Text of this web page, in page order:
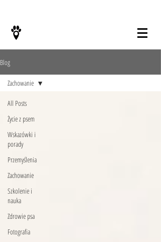
Blog
All Posts
Życie z psem
Wskazówki i
porady
Przemyślenia
Zachowanie
Szkolenie i
nauka
Zdrowie psa
Fotografia
Zachowanie